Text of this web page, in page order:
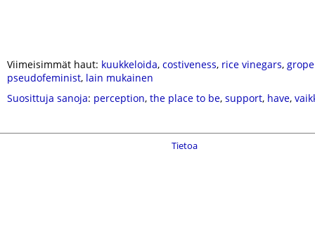
Viimeisimmät haut: kuukkeloida, costiveness, rice vinegars,
pseudofeminist, lain mukainen
Suosittuja sanoja: perception, the place to be, support, have,
Tietoa